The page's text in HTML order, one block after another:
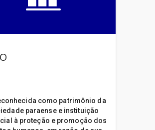
como patrimônio da
paraense e instituição
à proteção e promoção dos